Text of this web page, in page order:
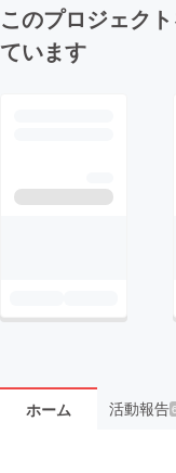
このプロジェク
ています
ホーム 活動報告6